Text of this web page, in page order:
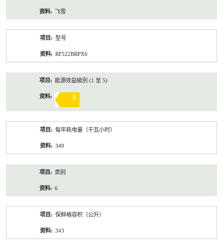
飞雪
型号
RF522BRPX6
能源效益級別 (1 至 5)
3
每年耗电量（千瓦小时）
349
类别
6
保鲜格容积（公升）
343